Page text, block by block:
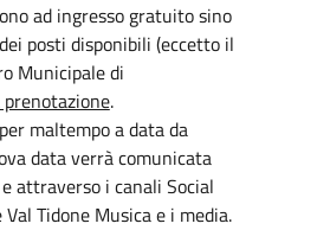
ad ingresso gratuito sino
posti disponibili (eccetto il
Municipale di
prenotazione.
maltempo a data da
data verrà comunicata
attraverso i canali Social
Tidone Musica e i media.